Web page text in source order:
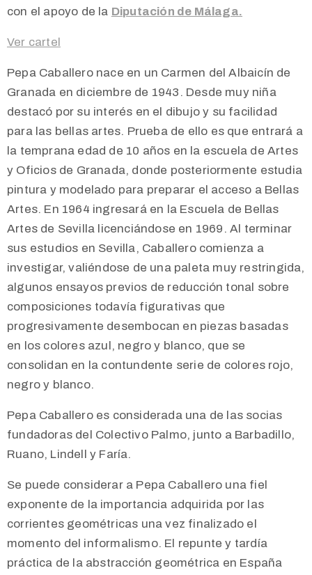
con el apoyo de la Diputación de Málaga.
Ver cartel
Pepa Caballero nace en un Carmen del Albaicín de
Granada en diciembre de 1943. Desde muy niña
destacó por su interés en el dibujo y su facilidad
para las bellas artes. Prueba de ello es que entrará a
la temprana edad de 10 años en la escuela de Artes
y Oficios de Granada, donde posteriormente estudia
pintura y modelado para preparar el acceso a Bellas
Artes. En 1964 ingresará en la Escuela de Bellas
Artes de Sevilla licenciándose en 1969. Al terminar
sus estudios en Sevilla, Caballero comienza a
investigar, valiéndose de una paleta muy restringida,
algunos ensayos previos de reducción tonal sobre
composiciones todavía figurativas que
progresivamente desembocan en piezas basadas
en los colores azul, negro y blanco, que se
consolidan en la contundente serie de colores rojo,
negro y blanco.
Pepa Caballero es considerada una de las socias
fundadoras del Colectivo Palmo, junto a Barbadillo,
Ruano, Lindell y Faría.
Se puede considerar a Pepa Caballero una fiel
exponente de la importancia adquirida por las
corrientes geométricas una vez finalizado el
momento del informalismo. El repunte y tardía
práctica de la abstracción geométrica en España